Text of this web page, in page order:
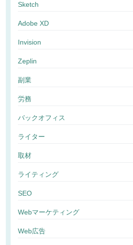
Sketch
Adobe XD
Invision
Zeplin
副業
労務
バックオフィス
ライター
取材
ライティング
SEO
Webマーケティング
Web広告